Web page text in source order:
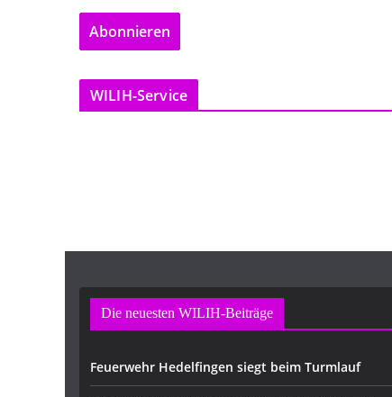
a
l
-
Abonnieren
WILIH-Service
Die neuesten WILIH-Beiträge
Feuerwehr Hedelfingen siegt beim Turmlauf